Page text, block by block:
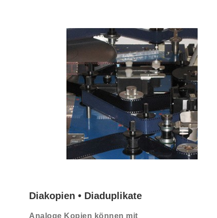
Diakopien • Diaduplikate
Analoge Kopien können mit